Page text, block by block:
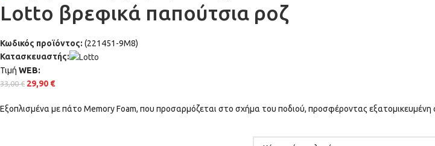
Lotto βρεφικά παπούτσια ροζ
Κωδικός προϊόντος: (221451-9M8)
Κατασκευαστής:
Τιμή WΕΒ:
33,00€ 29,90 €
Εξοπλισμένα με πάτο Memory Foam, που προσαρμόζεται στο σχήμα του ποδιού, προσφέροντας